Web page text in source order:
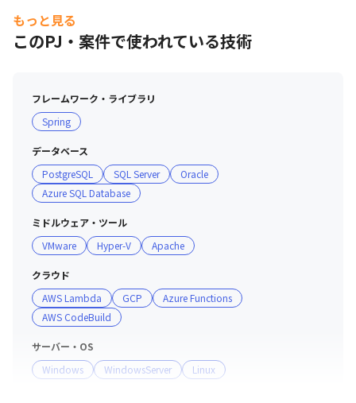
【配属後のフォロー制度】
・技術力を担保するため、教育体制にも注力
管理者には部下の人数に上限を設けて、技術者全員に目が
そのほか、志を磨くための「キャリア開発研修」、技を磨
くための「テクニカルスキル研修」や「コンセプチュアル
研修」、人を磨くための「ヒューマンスキル研修」や「ビ
ジネススキル研修」などを実施しており、技術だけでなく
ビジネススキルやコミュニケーション力にも長けたエンジ
ニアとして成長できます。
【定期的なサポート】
案件に配属された後は、当社の営業が取引先企業へ定期的
に訪問し、エンジニアが働きやすい環境をバックアップす
るために意見提示や状況のヒアリングなどを積極的に行っ
ています。
【多様なキャリアを歩める】
働きながら資格が取得できるよう、資格取得の受講料をサ
もっと見る
このPJ・案件で使われている技術
フレームワーク・ライブラリ
Spring
データベース
PostgreSQL
SQL Server
Oracle
Azure SQL Database
ミドルウェア・ツール
VMware
Hyper-V Apache
クラウド
AWS Lambda
GCP
Azure Functions
AWS CodeBuild
サーバー・OS
Windows
WindowsServer Linux